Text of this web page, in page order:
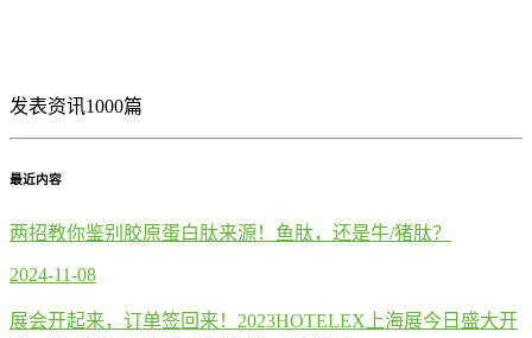
发表资讯1000篇
最近内容
两招教你鉴别胶原蛋白肽来源！鱼肽，还是牛/猪肽？
2024-11-08
展会开起来，订单签回来！2023HOTELEX上海展今日盛大开